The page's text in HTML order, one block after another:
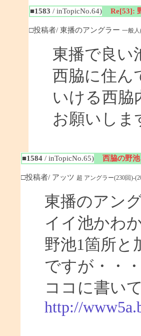
■1583 / inTopicNo.64) Re[53]:
□投稿者/ 東播のアングラー 一般人
東播で良い
西脇に住ん
いける西脇
お願いしま
■1584 / inTopicNo.65) 西脇の野池
□投稿者/ アッツ 超 アングラー(230回)-
東播のアン
イイ池かわ
野池1箇所と
ですが・・・
ココに書い
http://